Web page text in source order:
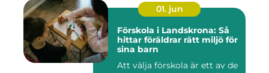
01. jun
Förskola i Landskrona: Så
hittar föräldrar rätt miljö för
sina barn
Att välja förskola är ett av de